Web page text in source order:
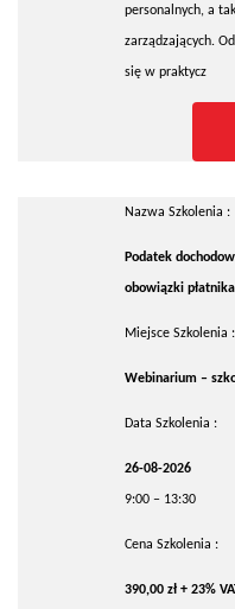
personalnych, a
zarządzających.
się w praktycz
Nazwa Szkolenia :
Podatek
obowiązki
Miejsce Szkolenia :
Webinarium –
Data Szkolenia :
26-08-2026
9:00 – 13:30
Cena Szkolenia :
390,00 zł + 23%